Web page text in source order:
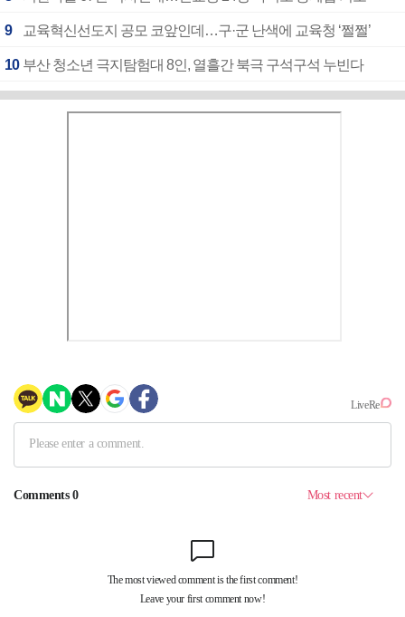
9 교육혁신선도지 공모 코앞인데…구·군 난색에 교육청 ‘쩔쩔’
10 부산 청소년 극지탐험대 8인, 열흘간 북극 구석구석 누빈다